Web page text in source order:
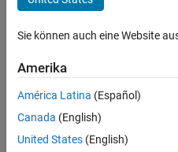
Sie können auch eine Website
Amerika
América Latina (Español)
Canada (English)
United States (English)